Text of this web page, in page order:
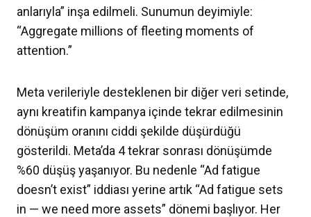
anlarıyla” inşa edilmeli. Sunumun deyimiyle:
“Aggregate millions of fleeting moments of
attention.”
Meta verileriyle desteklenen bir diğer veri setinde,
aynı kreatifin kampanya içinde tekrar edilmesinin
dönüşüm oranını ciddi şekilde düşürdüğü
gösterildi. Meta’da 4 tekrar sonrası dönüşümde
%60 düşüş yaşanıyor. Bu nedenle “Ad fatigue
doesn’t exist” iddiası yerine artık “Ad fatigue sets
in — we need more assets” dönemi başlıyor. Her